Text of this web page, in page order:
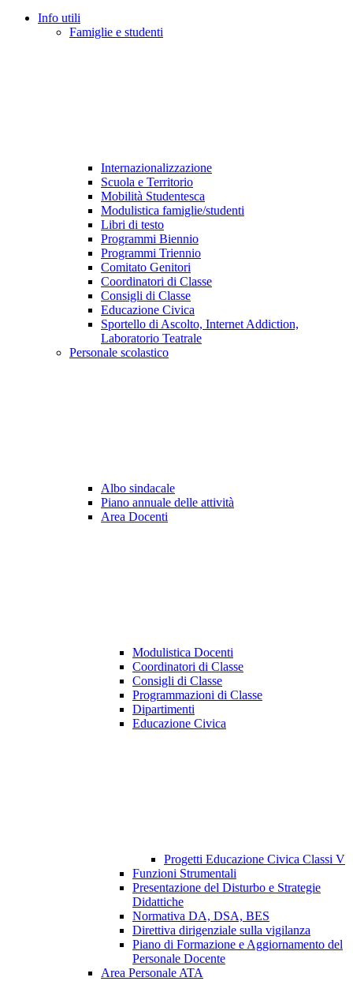
Info utili
Famiglie e studenti
Internazionalizzazione
Scuola e Territorio
Mobilità Studentesca
Modulistica famiglie/studenti
Libri di testo
Programmi Biennio
Programmi Triennio
Comitato Genitori
Coordinatori di Classe
Consigli di Classe
Educazione Civica
Sportello di Ascolto, Internet Addiction,
Laboratorio Teatrale
Personale scolastico
Albo sindacale
Piano annuale delle attività
Area Docenti
Modulistica Docenti
Coordinatori di Classe
Consigli di Classe
Programmazioni di Classe
Dipartimenti
Educazione Civica
Progetti Educazione Civica Classi V
Funzioni Strumentali
Presentazione del Disturbo e Strategie
Didattiche
Normativa DA, DSA, BES
Direttiva dirigenziale sulla vigilanza
Piano di Formazione e Aggiornamento del
Personale Docente
Area Personale ATA